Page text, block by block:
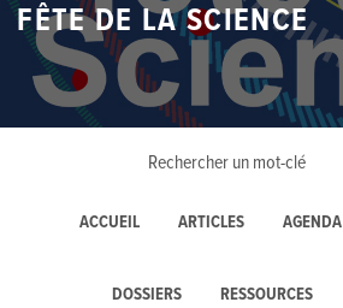
FÊTE DE LA SCIENCE
ACCUEIL ARTICLES AGENDA
DOSSIERS RESSOURCES